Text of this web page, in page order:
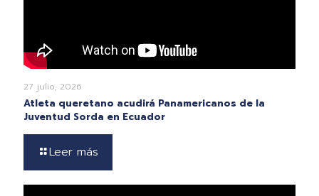
27 julio, 2026
Atleta queretano acudirá Panamericanos de la
Juventud Sorda en Ecuador
Leer más